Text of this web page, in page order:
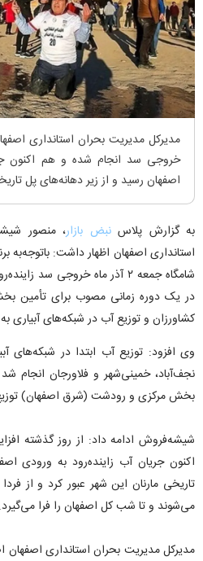
مدیرکل مدیریت بحران استانداری
خروجی سد انجام شده و هم اکنون
اصفهان رسید و از زیر دهانه‌های پل
به گزارش پلاسنبض بازار، منصور
استانداری اصفهان اظهار داشت: باتوجه‌به
شامگاه جمعه ۲ آذر ماه خروجی سد
در یک دوره زمانی مصوب برای تأمین
کشاورزان و توزیع آب در شبکه‌های
وی افزود: توزیع آب ابتدا در شبکه‌های
نجف‌آباد، خمینی‌شهر و فلاورجان انجام
بخش مرکزی و رودشت (شرق اصفهان)
شیشه‌فروش ادامه داد: از روز گذشته
اکنون جریان آب زاینده‌رود به ورودی
تاریخی مارنان این شهر عبور کرد و از
می‌شوند و تا شب کل اصفهان را فرا می‌گیرد.
مدیرکل مدیریت بحران استانداری اصفهان